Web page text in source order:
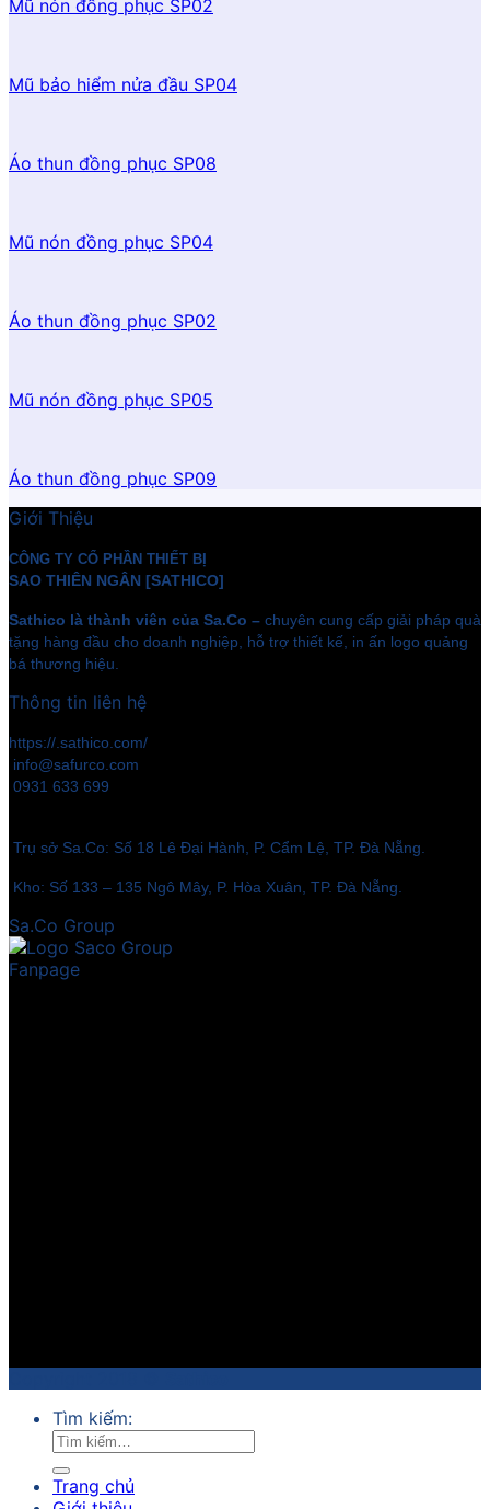
Mũ nón đồng phục SP02
Mũ bảo hiểm nửa đầu SP04
Áo thun đồng phục SP08
Mũ nón đồng phục SP04
Áo thun đồng phục SP02
Mũ nón đồng phục SP05
Áo thun đồng phục SP09
Giới Thiệu
CÔNG TY CỔ PHẦN THIẾT BỊ
SAO THIÊN NGÂN [SATHICO]
Sathico là thành viên của Sa.Co – chuyên cung cấp giải pháp quà
tặng hàng đầu cho doanh nghiệp, hỗ trợ thiết kế, in ấn logo quảng
bá thương hiệu.
Thông tin liên hệ
https://.sathico.com/
info@safurco.com
0931 633 699
Trụ sở Sa.Co: Số 18 Lê Đại Hành, P. Cẩm Lệ, TP. Đà Nẵng.
Kho: Số 133 – 135 Ngô Mây, P. Hòa Xuân, TP. Đà Nẵng.
Sa.Co Group
Fanpage
Tìm kiếm:
Trang chủ